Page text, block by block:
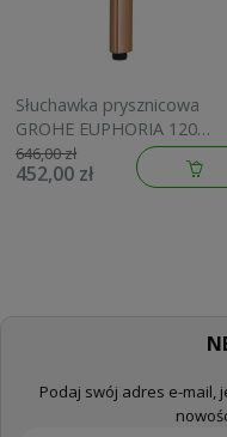
Słuchawka prysznicowa
GROHE EUPHORIA 120
brushed warm sunset
134883DL00
646,00 zł
452,00 zł
Podaj swój adres e-mail,